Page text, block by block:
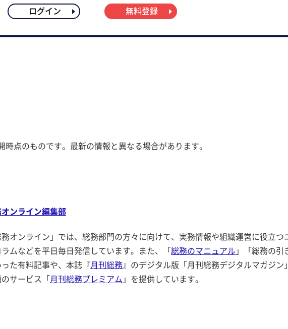
ログイン 無料登録
点のものです。最新の情報と異なる場合があります。
ンライン編集部
務オンライン」では、総務部門の方々に向けて、実務情報や組織運営に役立つ
ムなどを平日毎日発信しています。また、「総務のマニュアル 」「総務の引
た有料記事や、本誌『月刊総務』のデジタル版「月刊総務デジタルマガジン
サービス「月刊総務プレミアム 」を提供しています。